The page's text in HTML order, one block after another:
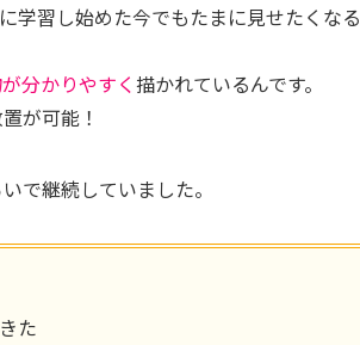
学習し始めた今でもたまに見せたくなる
分かりやすく描かれているんです。
が可能！
で継続していました。
た